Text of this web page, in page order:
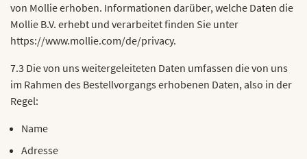
von Mollie erhoben. Informationen darüber, welche Daten die
Mollie B.V. erhebt und verarbeitet finden Sie unter
https://www.mollie.com/de/privacy.
7.3 Die von uns weitergeleiteten Daten umfassen die von uns
im Rahmen des Bestellvorgangs erhobenen Daten, also in der
Regel:
Name
Adresse